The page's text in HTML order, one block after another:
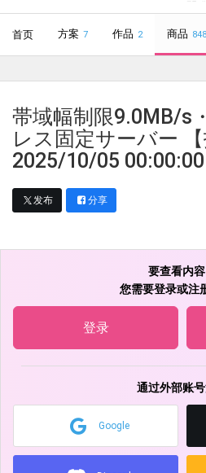
首页 方案 7 作品 2 商品 848
帯域幅制限9.0MB/s
レス固定サーバー 【
2025/10/05 00:00:00
发布 分享
要查看内容
您需要登录或注
登录
通过外部账
Google